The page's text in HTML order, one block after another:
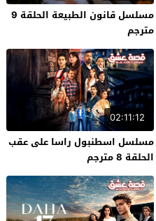
مسلسل قانون الطبيعة الحلقة 9
مترجم
02:11:12
مسلسل اسطنبول راسا على عقب
الحلقة 8 مترجم